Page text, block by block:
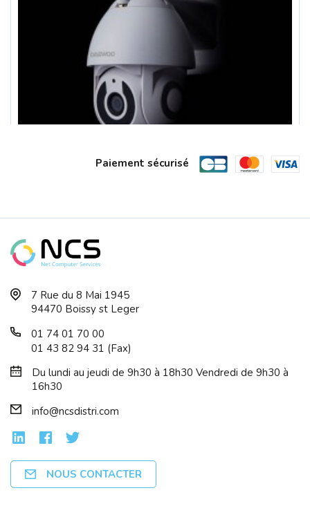
Caméra Extérieure Fixe Full HD Wifi -...
Paiement sécurisé
7 Rue du 8 Mai 1945
94470 Boissy st Leger
01 74 01 70 00
01 43 82 94 31 (Fax)
Du lundi au jeudi de 9h30 à 18h30 Vendredi de 9h30 à
16h30
info@ncsdistri.com
NOUS CONTACTER